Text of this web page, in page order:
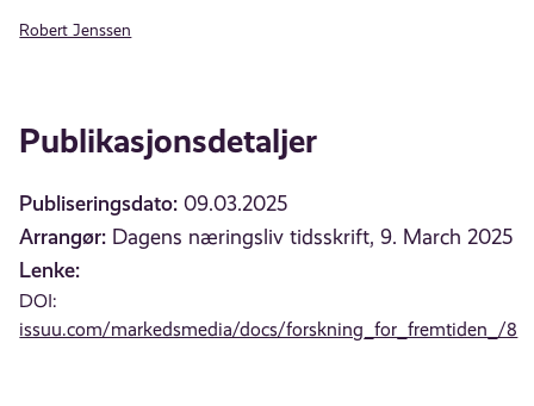
Robert Jenssen
Publikasjonsdetaljer
Publiseringsdato: 09.03.2025
Arrangør: Dagens næringsliv tidsskrift, 9. March 2025
Lenke:
DOI:
issuu.com/markedsmedia/docs/forskning_for_fremtiden_/8